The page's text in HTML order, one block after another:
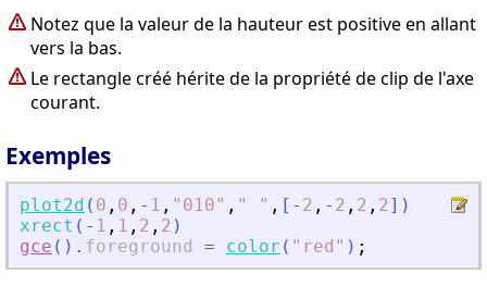
Notez que la valeur de la hauteur est positive en allant
vers la bas.
Le rectangle créé hérite de la propriété de clip de l'axe
courant.
Exemples
plot2d ( 0 , 0 , - 1 , " 010" , " " , [ - 2 , - 2 , 2 , 2] )
xrect ( - 1 , 1 , 2 , 2 )
gce ( ) . foreground = color ( " red " ) ;